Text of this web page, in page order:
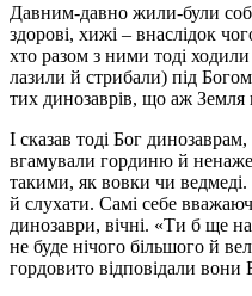
Давним-давно жили-були
здорові, хижі – внаслідок
хто разом з ними тоді
лазили й стрибали) під
тих динозаврів, що аж Земля
І сказав тоді Бог
вгамували гординю й
такими, як вовки чи
й слухати. Самі себе
динозаври, вічні. «Ти б ще
не буде нічого більшого й
гордовито відповідали вони